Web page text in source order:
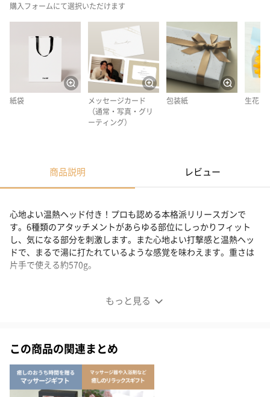
購入フォームにて選択いただけます
紙袋
メッセージカード
（通常・写真・グリ
ーティング）
包装紙 生花
商品説明 レビュー
もっと見る
心地よい温熱ヘッド付き！プロも認める本格派リリースガンで
す。6種類のアタッチメントがあらゆる部位にしっかりフィット
し、気になる部分を刺激します。また心地よい打撃感と温熱ヘッ
ドで、まるで湯に打たれているような感覚を味わえます。重さは
片手で使える約570g。
運動前後のセルフケアに！本格派リリースガン
この商品の関連まとめ